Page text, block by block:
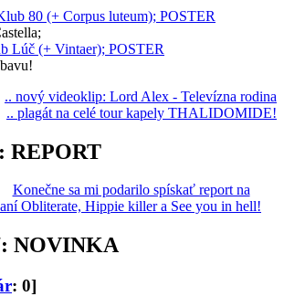
80 (+ Corpus luteum); POSTER
Lúč (+ Vintaer); POSTER
.. nový videoklip: Lord Alex - Televízna rodina
.. plagát na celé tour kapely THALIDOMIDE!
REPORT
Konečne sa mi podarilo spískať report na
Obliterate, Hippie killer a See you in hell!
NOVINKA
: 0]